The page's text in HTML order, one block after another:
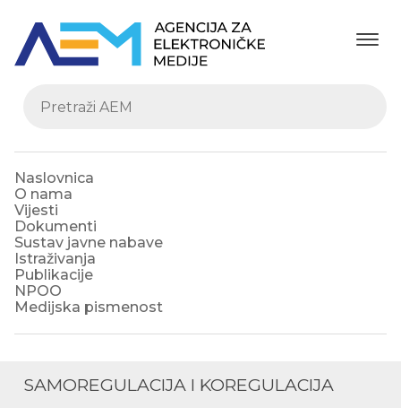
Naslovnica
O nama
Vijesti
Dokumenti
Sustav javne nabave
Istraživanja
Publikacije
NPOO
Medijska pismenost
SAMOREGULACIJA I KOREGULACIJA